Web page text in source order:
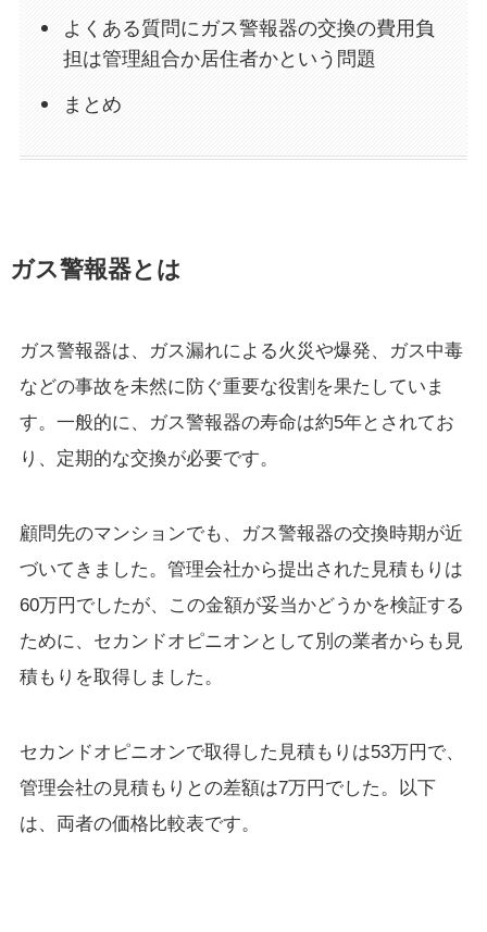
よくある質問にガス警報器の交換の費用負
担は管理組合か居住者かという問題
まとめ
ガス警報器とは
ガス警報器は、ガス漏れによる火災や爆発、ガス中毒
などの事故を未然に防ぐ重要な役割を果たしていま
す。一般的に、ガス警報器の寿命は約5年とされてお
り、定期的な交換が必要です。
顧問先のマンションでも、ガス警報器の交換時期が近
づいてきました。管理会社から提出された見積もりは
60万円でしたが、この金額が妥当かどうかを検証する
ために、セカンドオピニオンとして別の業者からも見
積もりを取得しました。
セカンドオピニオンで取得した見積もりは53万円で、
管理会社の見積もりとの差額は7万円でした。以下
は、両者の価格比較表です。